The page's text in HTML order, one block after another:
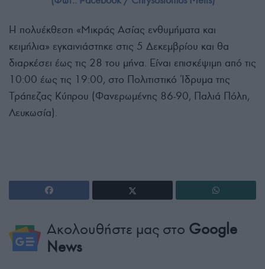
Η πολυέκθεση «Μικράς Ασίας ενθυμήματα και
κειμήλια» εγκαινιάστηκε στις 5 Δεκεμβρίου και θα
διαρκέσει έως τις 28 του μήνα. Είναι επισκέψιμη από τις
10:00 έως τις 19:00, στο Πολιτιστικό Ίδρυμα της
Τράπεζας Κύπρου (Φανερωμένης 86-90, Παλιά Πόλη,
Λευκωσία).
Ακολουθήστε μας στο Google
News